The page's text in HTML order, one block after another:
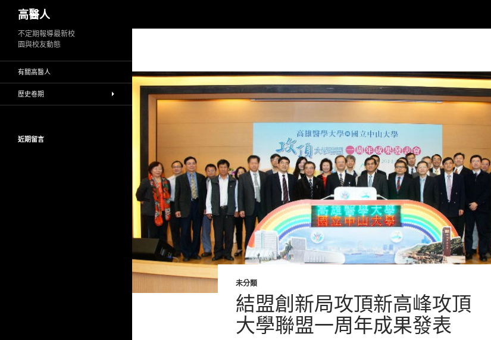
主
容
高醫人
未分類
結盟創新局攻頂新高峰攻頂
大學聯盟一周年成果發表
不定期報導最新校
園與校友動態
有關高醫人
歷史卷期
近期留言